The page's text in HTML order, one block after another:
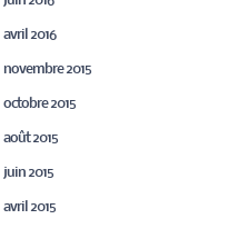
avril 2016
novembre 2015
octobre 2015
août 2015
juin 2015
avril 2015